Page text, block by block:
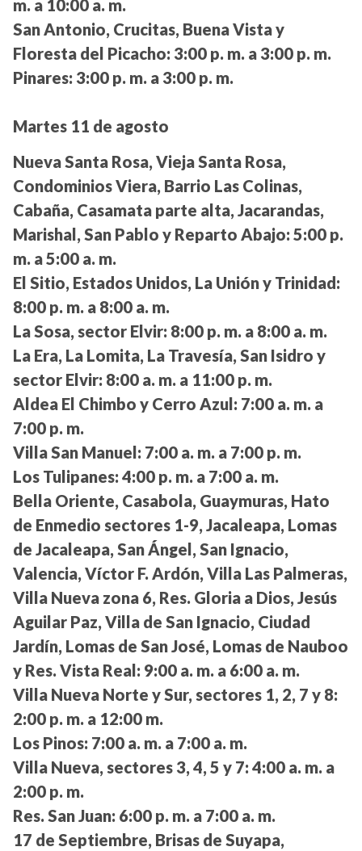
m. a 10:00 a. m.
San Antonio, Crucitas, Buena Vista y
Floresta del Picacho: 3:00 p. m. a 3:00 p. m.
Pinares: 3:00 p. m. a 3:00 p. m.
Martes 11 de agosto
Nueva Santa Rosa, Vieja Santa Rosa,
Condominios Viera, Barrio Las Colinas,
Cabaña, Casamata parte alta, Jacarandas,
Marishal, San Pablo y Reparto Abajo: 5:00 p.
m. a 5:00 a. m.
El Sitio, Estados Unidos, La Unión y Trinidad:
8:00 p. m. a 8:00 a. m.
La Sosa, sector Elvir: 8:00 p. m. a 8:00 a. m.
La Era, La Lomita, La Travesía, San Isidro y
sector Elvir: 8:00 a. m. a 11:00 p. m.
Aldea El Chimbo y Cerro Azul: 7:00 a. m. a
7:00 p. m.
Villa San Manuel: 7:00 a. m. a 7:00 p. m.
Los Tulipanes: 4:00 p. m. a 7:00 a. m.
Bella Oriente, Casabola, Guaymuras, Hato
de Enmedio sectores 1-9, Jacaleapa, Lomas
de Jacaleapa, San Ángel, San Ignacio,
Valencia, Víctor F. Ardón, Villa Las Palmeras,
Villa Nueva zona 6, Res. Gloria a Dios, Jesús
Aguilar Paz, Villa de San Ignacio, Ciudad
Jardín, Lomas de San José, Lomas de Nauboo
y Res. Vista Real: 9:00 a. m. a 6:00 a. m.
Villa Nueva Norte y Sur, sectores 1, 2, 7 y 8:
2:00 p. m. a 12:00 m.
Los Pinos: 7:00 a. m. a 7:00 a. m.
Villa Nueva, sectores 3, 4, 5 y 7: 4:00 a. m. a
2:00 p. m.
Res. San Juan: 6:00 p. m. a 7:00 a. m.
17 de Septiembre, Brisas de Suyapa,